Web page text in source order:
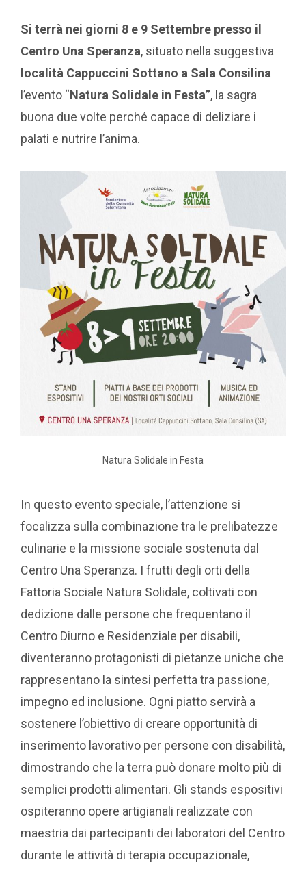
Si terrà nei giorni 8 e 9 Settembre presso il
Centro Una Speranza, situato nella suggestiva
località Cappuccini Sottano a Sala Consilina
l’evento “Natura Solidale in Festa”, la sagra
buona due volte perché capace di deliziare i
palati e nutrire l’anima.
Natura Solidale in Festa
In questo evento speciale, l’attenzione si
focalizza sulla combinazione tra le prelibatezze
culinarie e la missione sociale sostenuta dal
Centro Una Speranza. I frutti degli orti della
Fattoria Sociale Natura Solidale, coltivati con
dedizione dalle persone che frequentano il
Centro Diurno e Residenziale per disabili,
diventeranno protagonisti di pietanze uniche che
rappresentano la sintesi perfetta tra passione,
impegno ed inclusione. Ogni piatto servirà a
sostenere l’obiettivo di creare opportunità di
inserimento lavorativo per persone con disabilità,
dimostrando che la terra può donare molto più di
semplici prodotti alimentari. Gli stands espositivi
ospiteranno opere artigianali realizzate con
maestria dai partecipanti dei laboratori del Centro
durante le attività di terapia occupazionale,